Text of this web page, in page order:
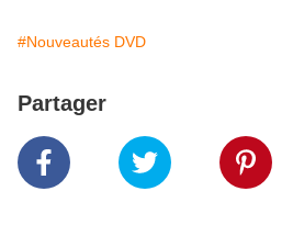
#Nouveautés DVD
Partager